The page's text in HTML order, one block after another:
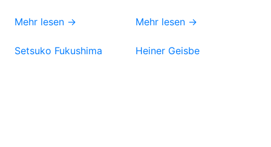
Mehr lesen → Mehr lesen →
Setsuko Fukushima Heiner Geisbe